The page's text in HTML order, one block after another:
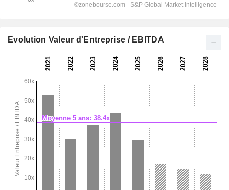
Evolution Valeur d'Entreprise / EBITDA